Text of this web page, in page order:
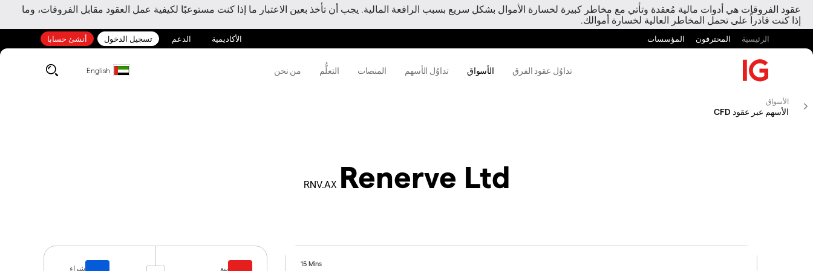
عقود الفروقات هي أدوات مالية مُعقدة وتأتي مع مخاطر كبيرة لخسارة الأموال بشكل سريع بسبب الرافعة المالية. يجب أن تأخذ بعين الاعتبار ما إذا كنت مستوعبًا لكيفية عمل العقود مقابل الفروقات، وما
إذا كنت قادراً على تحمل المخاطر العالية لخسارة أموالك.
الرئيسية المحترفون المؤسسات الأكاديمية الدعم تسجيل الدخول أنشئ حسابا
تداوُل عقود الفرق الأسواق تداوُل الأسهم المنصات التعلُّم من نحن English
الأسواق
الأسهم عبر عقود CFD
Renerve Ltd
RNV.AX
بيع شراء
15 Mins